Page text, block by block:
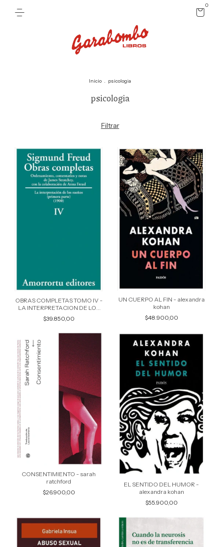
0
Inicio . psicologia
psicologia
Filtrar
OBRAS COMPLETAS TOMO IV -
LA INTERPRETACION DE LOS
SUEÑOS - sigmund freud
$39.850,00
UN CUERPO AL FIN - alexandra
kohan
$48.900,00
CONSENTIMIENTO - sarah
ratchford
$26.900,00
EL SENTIDO DEL HUMOR -
alexandra kohan
$55.900,00